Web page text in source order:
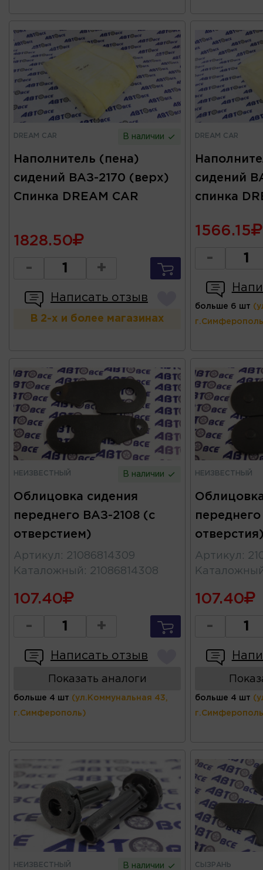
DREAM CAR В наличии
Наполнитель (пена)
сидений ВАЗ-2170 (верх)
Спинка DREAM CAR
1828.50
- +
Написать отзыв
В 2-х и более магазинах
DREAM CAR
сидений
спинка
1566.15
-
больше 6 шт
НЕИЗВЕСТНЫЙ В наличии
Облицовка сидения
переднего ВАЗ-2108 (с
отверстием)
Артикул : 21086814309
Каталожный : 21086814308
107.40
- +
Написать отзыв
Показать аналоги
больше 4 шт (ул.Коммунальная 43,
г.Симферополь)
НЕИЗВЕСТНЫЙ
Артикул :
107.40
-
больше 4 шт
НЕИЗВЕСТНЫЙ В наличии СЫЗРАНЬ